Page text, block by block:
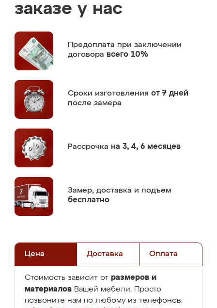
заказе у нас
Предоплата при заключении
договора всего 10%
Сроки изготовления от 7 дней
после замера
Рассрочка на 3, 4, 6 месяцев
Замер, доставка и подъем
бесплатно
Цена Доставка Оплата
Стоимость зависит от размеров и
материалов Вашей мебели. Просто
позвоните нам по любому из телефонов: